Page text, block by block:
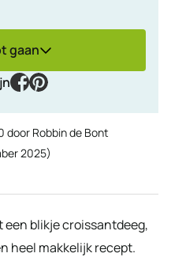
gaan
facebook
pinterest
door Robbin de Bont
2025)
een blikje croissantdeeg,
heel makkelijk recept.